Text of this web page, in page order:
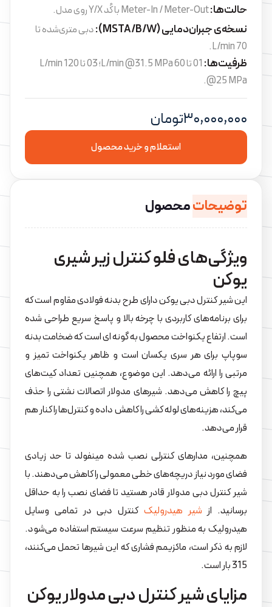
حالت‌ها:Meter-In / Meter-Out با کُد Y/X روی مدل.
نسخه‌ی جبران‌دمایی (MSTA/B/W):
دبی متری‌شده تا
70 L/min.
ظرفیت‌ها:
01 تا 60 L/min @31.5 MPa؛ 03 تا 120 L/min
@25 MPa.
۳۰,۰۰۰,۰۰۰تومان
استعلام و خرید محصول
توضیحاتمحصول
ویژگی‌های فلو کنترل زیر شیری
یوکن
این شیر کنترل دبی یوکن دارای طرح بدنه فولادی مقاوم است که
برای برنامه‌های کاربردی با چرخه بالا و پاسخ سریع طراحی شده
است. ارتفاع یکنواخت محصول به گونه ای است که ضخامت بدنه
سوپاپ برای هر سری یکسان است و ظاهر یکنواخت تمیز و
مرتبی را ارائه می‌دهد. این موضوع، همچنین تعداد کیت‌های
پیچ را کاهش می‌دهد. شیرهای مدولار اتصالات نشتی را حذف
می‌کند، هزینه‌های لوله کشی را کاهش داده و کنترل‌ها را کنار هم
قرار می‌دهد.
همچنین، مدارهای کنترلی نصب شده مینفولد تا حد زیادی
فضای مورد نیاز دریچه‌های خطی معمولی را کاهش می‌دهند. با
شیر کنترل دبی مدولار قادر هستید تا فضای نصب را به حداقل
برسانید. از شیر هیدرولیک کنترل دبی در تمامی وسایل
هیدرولیک به منظور تنظیم سرعت سیستم استفاده می‌شود.
لازم به ذکر است، ماکزیمم فشاری که این شیرها تحمل می‌کنند،
315 بار است.
مزایای شیر کنترل دبی مدولار یوکن